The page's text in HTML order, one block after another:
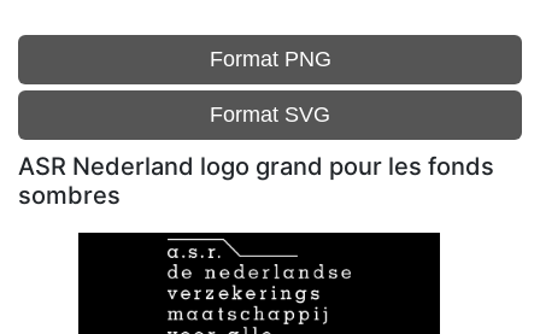
Format PNG
Format SVG
ASR Nederland logo grand pour les fonds
sombres